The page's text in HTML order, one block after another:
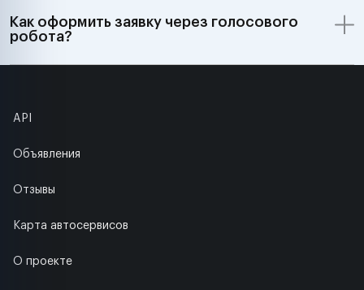
Как оформить заявку через голосового
робота?
API
Объявления
Отзывы
Карта автосервисов
О проекте